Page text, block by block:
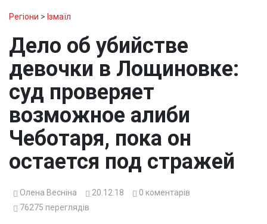
Регіони > Ізмаїл
Дело об убийстве
девочки в Лощиновке:
суд проверяет
возможное алиби
Чеботаря, пока он
остается под стражей
Олена Весніна 20.12.18 0 коментарів
76275 переглядів